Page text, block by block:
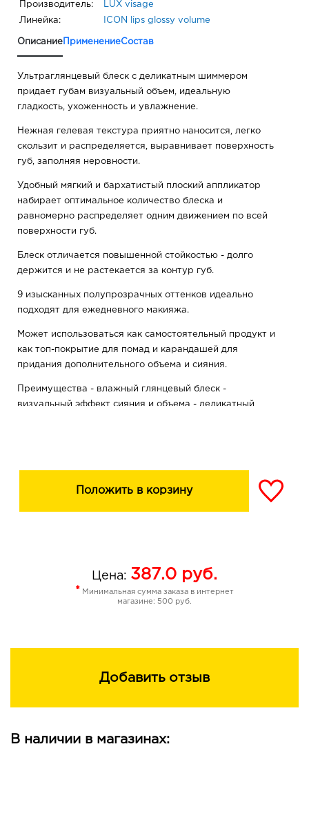
Производитель: LUX visage
Линейка: ICON lips glossy volume
Описание ПрименениеСостав
Ультраглянцевый блеск с деликатным шиммером
придает губам визуальный объем, идеальную
гладкость, ухоженность и увлажнение.
Нежная гелевая текстура приятно наносится, легко
скользит и распределяется, выравнивает поверхность
губ, заполняя неровности.
Удобный мягкий и бархатистый плоский аппликатор
набирает оптимальное количество блеска и
равномерно распределяет одним движением по всей
поверхности губ.
Блеск отличается повышенной стойкостью - долго
держится и не растекается за контур губ.
9 изысканных полупрозрачных оттенков идеально
подходят для ежедневного макияжа.
Может использоваться как самостоятельный продукт и
как топ-покрытие для помад и карандашей для
придания дополнительного объема и сияния.
Преимущества - влажный глянцевый блеск -
визуальный эффект сияния и объема - деликатный
Положить в корзину
Цена: 387.0 руб.
* Минимальная сумма заказа в интернет
магазине: 500 руб.
Добавить отзыв
В наличии в магазинах: